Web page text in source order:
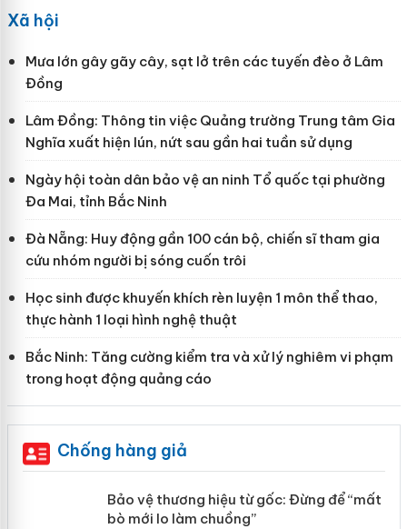
Xã hội
Mưa lớn gây gãy cây, sạt lở trên các tuyến đèo ở Lâm
Đồng
Lâm Đồng: Thông tin việc Quảng trường Trung tâm Gia
Nghĩa xuất hiện lún, nứt sau gần hai tuần sử dụng
Ngày hội toàn dân bảo vệ an ninh Tổ quốc tại phường
Đa Mai, tỉnh Bắc Ninh
Đà Nẵng: Huy động gần 100 cán bộ, chiến sĩ tham gia
cứu nhóm người bị sóng cuốn trôi
Học sinh được khuyến khích rèn luyện 1 môn thể thao,
thực hành 1 loại hình nghệ thuật
Bắc Ninh: Tăng cường kiểm tra và xử lý nghiêm vi phạm
trong hoạt động quảng cáo
Chống hàng giả
Bảo vệ thương hiệu từ gốc: Đừng để
“mất bò mới lo làm chuồng”